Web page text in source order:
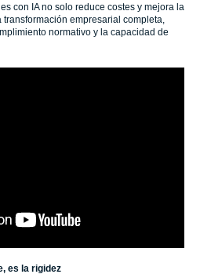
con IA no solo reduce costes y mejora la
empresarial completa,
normativo y la capacidad de
es la rigidez